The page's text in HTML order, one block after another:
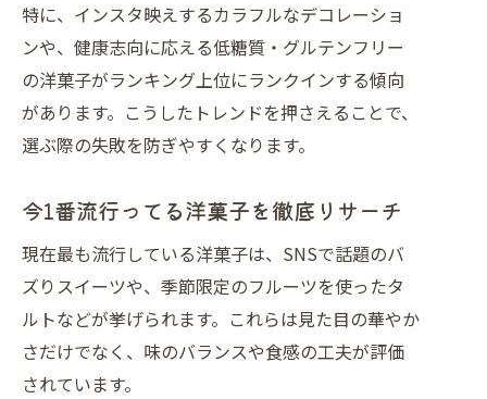
は
洋菓子人気お取り寄せ商品が注目の理
由
女性に人気の洋菓子ランキングを探る
グ
とは
洋菓子人気手土産で女子ウケするコツ
デパート洋菓子ランキングが女性に人
気の訳
特に、インスタ映えするカラフルなデコレーショ
ンや、健康志向に応える低糖質・グルテンフリー
の洋菓子がランキング上位にランクインする傾向
があります。こうしたトレンドを押さえることで、
選ぶ際の失敗を防ぎやすくなります。
今1番流行ってる洋菓子を徹底リサーチ
現在最も流行している洋菓子は、SNSで話題のバ
ズりスイーツや、季節限定のフルーツを使ったタ
ルトなどが挙げられます。これらは見た目の華やか
さだけでなく、味のバランスや食感の工夫が評価
されています。